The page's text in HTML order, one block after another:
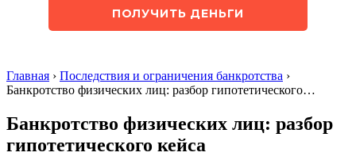
ПОЛУЧИТЬ ДЕНЬГИ
Главная › Последствия и ограничения банкротства ›
Банкротство физических лиц: разбор гипотетического…
Банкротство физических лиц: разбор
гипотетического кейса